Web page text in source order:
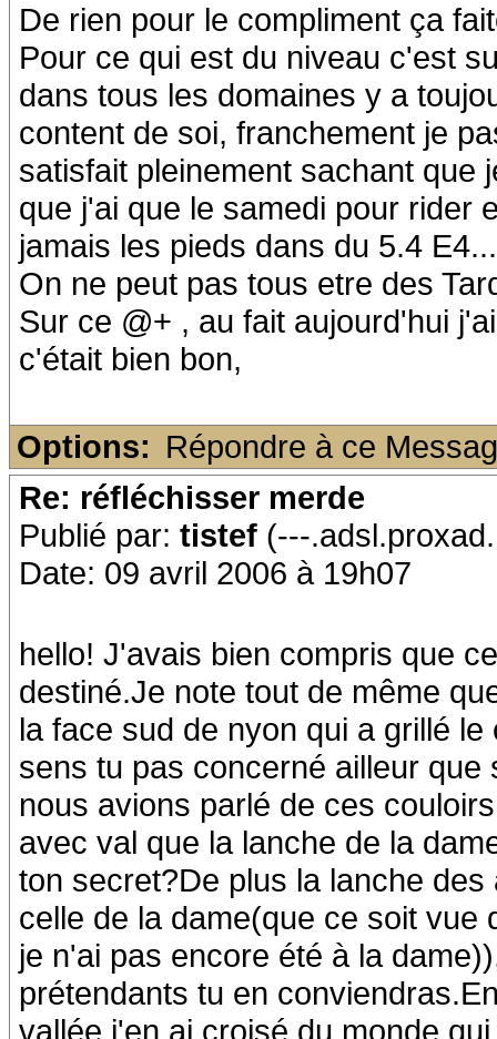
De rien pour le compliment ça
Pour ce qui est du niveau c'est
dans tous les domaines y a
content de soi, franchement je
satisfait pleinement sachant que
que j'ai que le samedi pour rider
jamais les pieds dans du 5.4
On ne peut pas tous etre des
Sur ce @+ , au fait aujourd'hui
c'était bien bon,
Options: Répondre à ce
Re: réfléchisser merde
Publié par: tistef (---
Date: 09 avril 2006 à 19h07
hello! J'avais bien compris que
destiné.Je note tout de même
la face sud de nyon qui a grillé
sens tu pas concerné ailleur
nous avions parlé de ces
avec val que la lanche de la
ton secret?De plus la lanche
celle de la dame(que ce soit
je n'ai pas encore été à la
prétendants tu en
vallée,j'en ai croisé du monde